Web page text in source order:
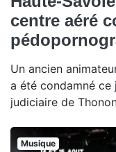
centre aéré
Un ancien
a été condamné
judiciaire de
Musique